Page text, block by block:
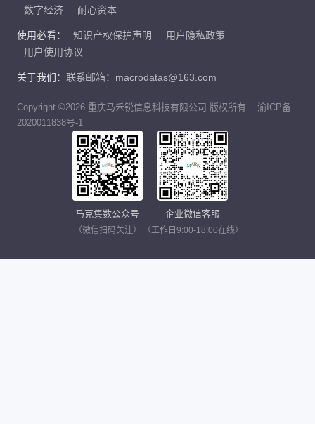
数字经济
耐心资本
使用必看： 知识产权保护声明
用户隐私政策
用户使用协议
关于我们： 联系邮箱：macrodatas@163.com
Copyright ©2026 重庆马禾锐信息科技有限公司 版权所有
渝ICP备
2020011838号-1
马克集数公众号
（微信扫码关注）
企业微信客服
（工作日9:00-18:00在线）